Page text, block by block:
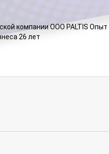
компании ООО PALTIS
26 лет